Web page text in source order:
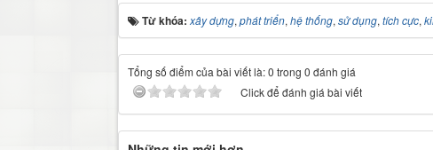
Từ khóa: xây dựng, phát triển, hệ thống, sử dụng, tích cực,
Tổng số điểm của bài viết là: 0 trong 0 đánh giá
Click để đánh giá bài viết